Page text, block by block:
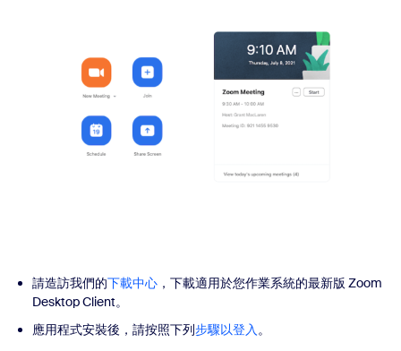
請造訪我們的下載中心 ，下載適用於您作業系統的最新版 Zoom
Desktop Client。
應用程式安裝後，請按照下列步驟以登入。